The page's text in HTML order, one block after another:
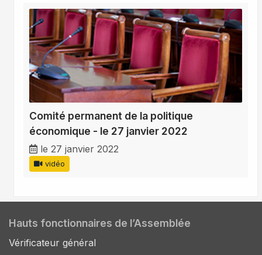
Comité permanent de la politique
économique - le 27 janvier 2022
le 27 janvier 2022
vidéo
Hauts fonctionnaires de l’Assemblée
Vérificateur général